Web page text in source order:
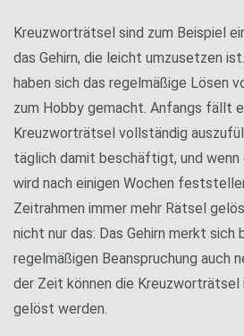
Kreuzworträtsel sind zum Beispiel
das Gehirn, die leicht umzusetzen
haben sich das regelmäßige Lösen
zum Hobby gemacht. Anfangs fällt
Kreuzworträtsel vollständig
täglich damit beschäftigt, und wenn
wird nach einigen Wochen
Zeitrahmen immer mehr Rätsel
nicht nur das: Das Gehirn merkt sich
regelmäßigen Beanspruchung auch
der Zeit können die Kreuzworträtsel
gelöst werden.